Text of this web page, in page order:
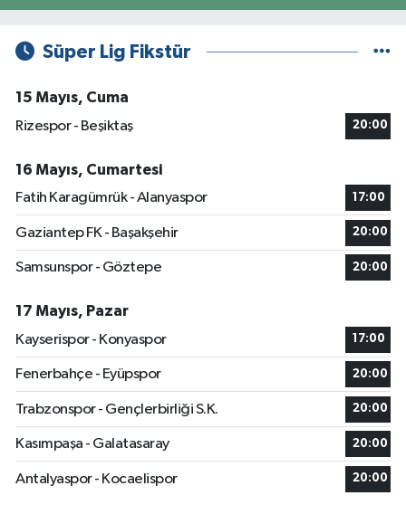
Süper Lig Fikstür
15 Mayıs, Cuma
Rizespor - Beşiktaş
20:00
16 Mayıs, Cumartesi
Fatih Karagümrük - Alanyaspor
17:00
Gaziantep FK - Başakşehir 20:00
Samsunspor - Göztepe 20:00
17 Mayıs, Pazar
Kayserispor - Konyaspor
17:00
Fenerbahçe - Eyüpspor 20:00
Trabzonspor - Gençlerbirliği S.K. 20:00
Kasımpaşa - Galatasaray 20:00
Antalyaspor - Kocaelispor 20:00